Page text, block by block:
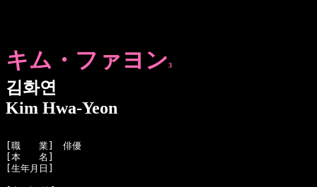
キム・ファヨン3
김화연
Kim Hwa-Yeon
[職　　業]　俳優
[本　　名]
[生年月日]